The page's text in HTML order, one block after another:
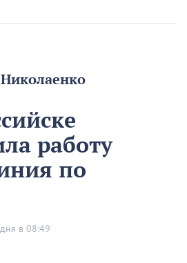
работу
по
в 08:49